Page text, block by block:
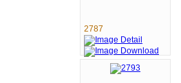
2787